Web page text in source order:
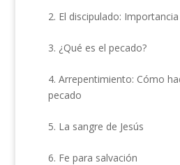
2. El discipulado:
3. ¿Qué es el pecado?
4. Arrepentimiento: Cómo
pecado
5. La sangre de Jesús
6. Fe para salvación